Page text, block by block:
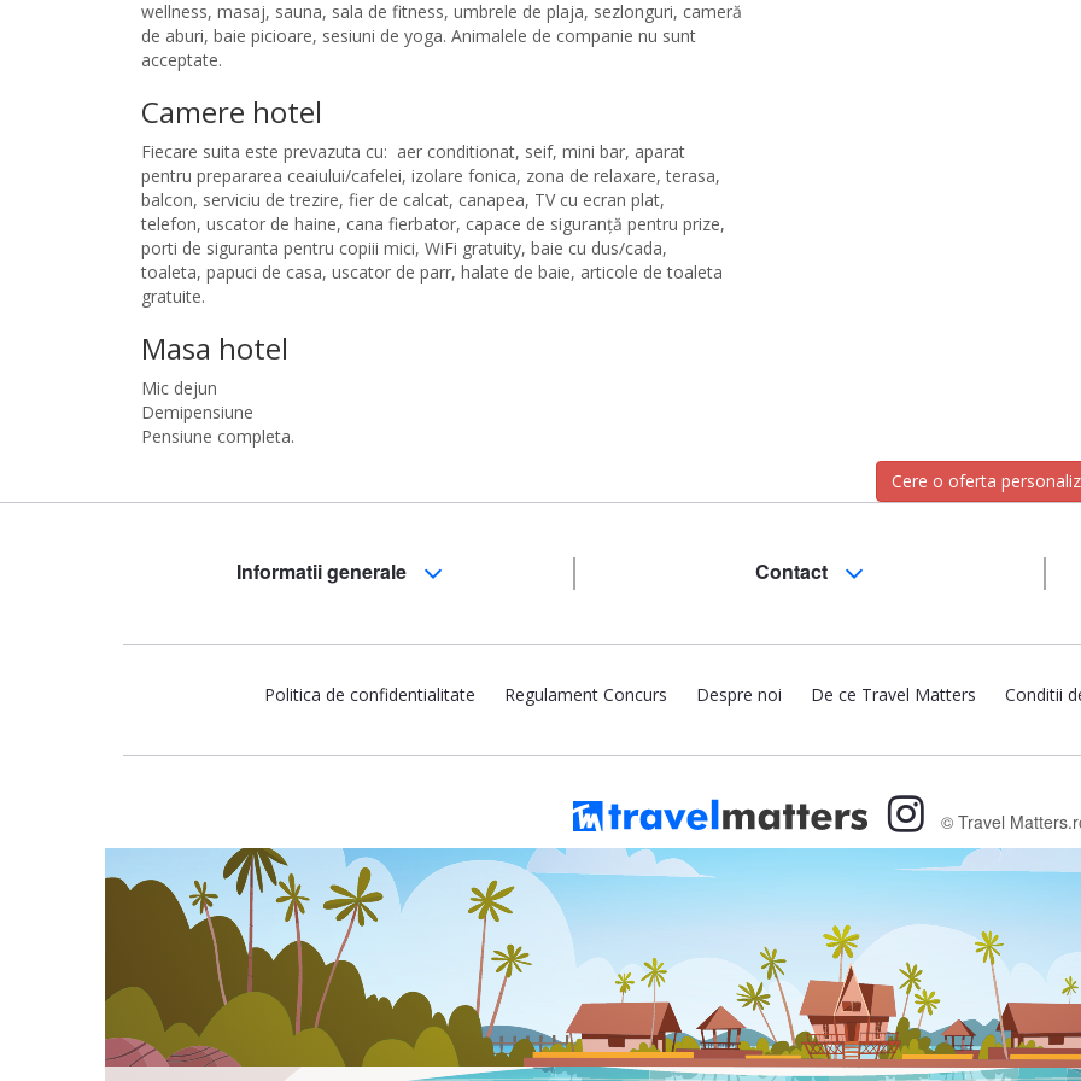
wellness, masaj, sauna, sala de fitness, umbrele de plaja, sezlonguri, cameră
de aburi, baie picioare, sesiuni de yoga. Animalele de companie nu sunt
acceptate.
Camere hotel
Fiecare suita este prevazuta cu: aer conditionat, seif, mini bar, aparat
pentru prepararea ceaiului/cafelei, izolare fonica, zona de relaxare, terasa,
balcon, serviciu de trezire, fier de calcat, canapea, TV cu ecran plat,
telefon, uscator de haine, cana fierbator, capace de siguranță pentru prize,
porti de siguranta pentru copiii mici, WiFi gratuity, baie cu dus/cada,
toaleta, papuci de casa, uscator de parr, halate de baie, articole de toaleta
gratuite.
Masa hotel
Mic dejun
Demipensiune
Pensiune completa.
Cere o oferta
Informatii generale Contact
Politica de confidentialitate Regulament Concurs Despre noi De ce Travel Matters Conditii
© Travel